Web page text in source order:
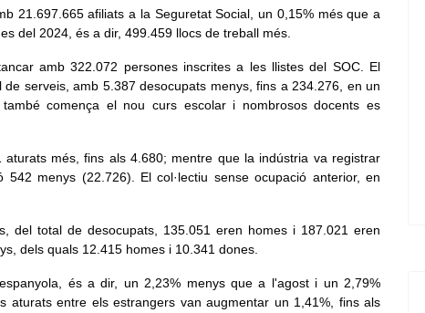
21.697.665 afiliats a la Seguretat Social, un 0,15% més que a
del 2024, és a dir, 499.459 llocs de treball més.
amb 322.072 persones inscrites a les llistes del SOC. El
serveis, amb 5.387 desocupats menys, fins a 234.276, en un
comença el nou curs escolar i nombrosos docents es
més, fins als 4.680; mentre que la indústria va registrar
menys (22.726). El col·lectiu sense ocupació anterior, en
del total de desocupats, 135.051 eren homes i 187.021 eren
dels quals 12.415 homes i 10.341 dones.
és a dir, un 2,23% menys que a l'agost i un 2,79%
aturats entre els estrangers van augmentar un 1,41%, fins als